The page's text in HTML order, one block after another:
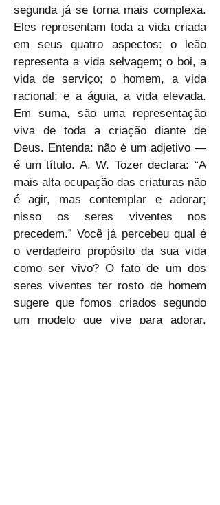
segunda já se torna mais complexa.
Eles representam toda a vida criada
em seus quatro aspectos: o leão
representa a vida selvagem; o boi, a
vida de serviço; o homem, a vida
racional; e a águia, a vida elevada.
Em suma, são uma representação
viva de toda a criação diante de
Deus. Entenda: não é um adjetivo —
é um título. A. W. Tozer declara: “A
mais alta ocupação das criaturas não
é agir, mas contemplar e adorar;
nisso os seres viventes nos
precedem.” Você já percebeu qual é
o verdadeiro propósito da sua vida
como ser vivo? O fato de um dos
seres viventes ter rosto de homem
sugere que fomos criados segundo
um modelo que vive para adorar,